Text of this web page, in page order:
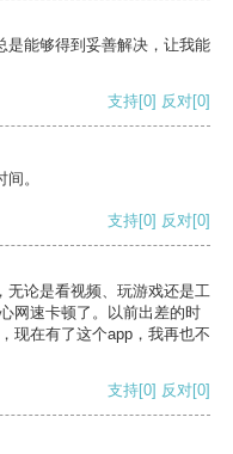
是能够得到妥善解决，让我能
支持[0] 反对[0]
。
支持[0] 反对[0]
无论是看视频、玩游戏还是工
网速卡顿了。以前出差的时
现在有了这个app，我再也不
支持[0] 反对[0]